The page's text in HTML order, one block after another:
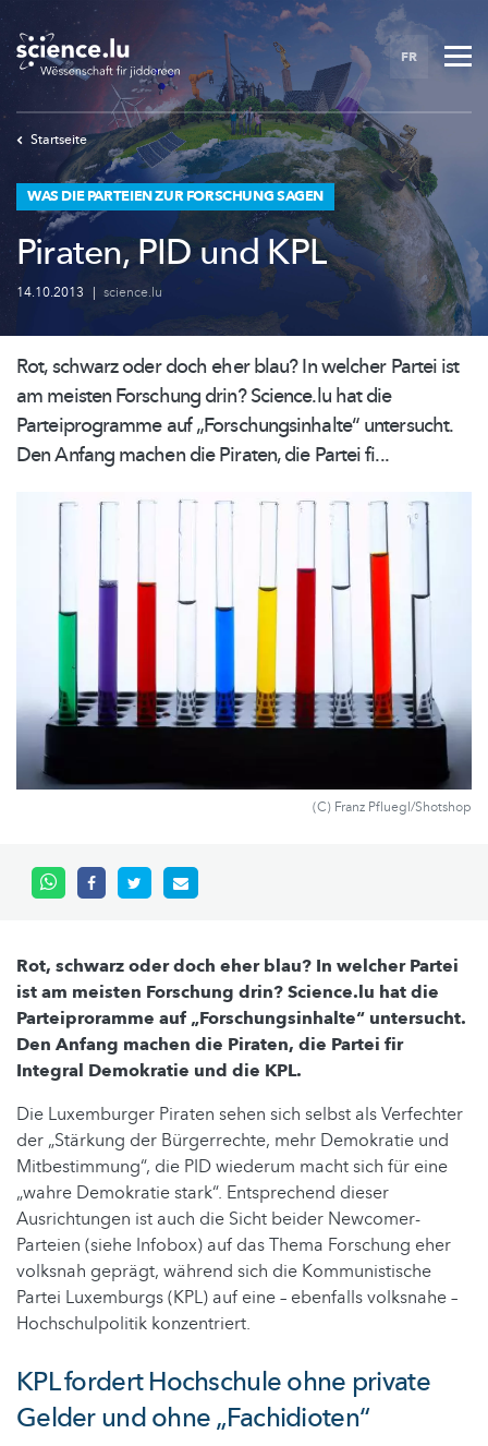
Skip
main
content
FR
Startseite
WAS DIE PARTEIEN ZUR FORSCHUNG SAGEN
Piraten, PID und KPL
14.10.2013 | science.lu
Rot, schwarz oder doch eher blau? In welcher Partei ist
am meisten Forschung drin? Science.lu hat die
Parteiprogrammeauf„Forschungsinhalte“untersucht.
Den Anfang machen die Piraten, die Partei fi...
(C) Franz Pfluegl/Shotshop
Rot, schwarz oder doch eher blau? In welcher Partei
ist am meisten Forschung drin? Science.lu hat die
Parteiproramme auf „Forschungsinhalte“ untersucht.
Den Anfang machen die Piraten, die Partei fir
Integral Demokratie und die KPL.
Die Luxemburger Piraten sehen sich selbst als Verfechter
der „Stärkung der Bürgerrechte, mehr Demokratie und
Mitbestimmung“, die PID wiederum macht sich für eine
„wahre Demokratie stark“. Entsprechend dieser
Ausrichtungen ist auch die Sicht beider Newcomer-
Parteien (siehe Infobox) auf das Thema Forschung eher
volksnah geprägt, während sich die Kommunistische
Partei Luxemburgs (KPL) auf eine – ebenfalls volksnahe –
Hochschulpolitik konzentriert.
KPL fordert Hochschule ohne private
Gelder und ohne „Fachidioten“